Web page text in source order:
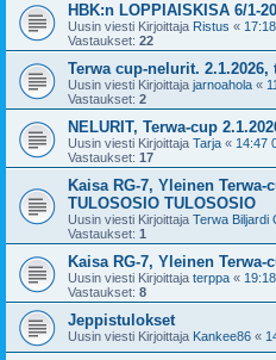
HBK:n LOPPIAISKISA 6/1-
Uusin viesti Kirjoittaja Ristus «
Vastaukset: 22
Terwa cup-nelurit.
Uusin viesti Kirjoittaja jarnoahola «
Vastaukset: 2
NELURIT, Terwa-cup
Uusin viesti Kirjoittaja Tarja « 14:47
Vastaukset: 17
Kaisa RG-7, Yleinen Terwa-
TULOSOSIO TULOSOSIO
Uusin viesti Kirjoittaja Terwa Biljardi
Vastaukset: 1
Kaisa RG-7, Yleinen Terwa-
Uusin viesti Kirjoittaja terppa «
Vastaukset: 8
Jeppistulokset
Uusin viesti Kirjoittaja Kankee86 «